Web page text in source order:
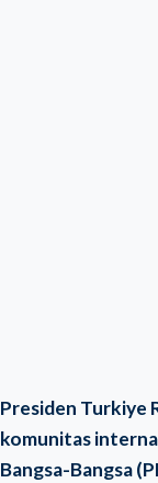
Presiden Turkiye
komunitas
Bangsa-Bangsa